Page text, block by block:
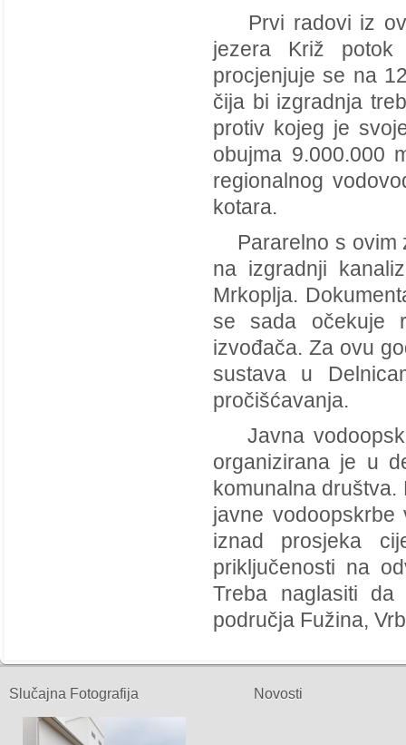
Prvi radovi iz
jezera Križ potok
procjenjuje se na
čija bi izgradnja
protiv kojeg je
obujma 9.000.000
regionalnog
kotara.
Pararelno s ovim
na izgradnji
Mrkoplja.
se sada očekuje
izvođača. Za ovu
sustava u
pročišćavanja.
Javna
organizirana je u
komunalna
javne
iznad prosjeka
priključenosti na
Treba naglasiti da
područja Fužina,
Slučajna Fotografija Novosti